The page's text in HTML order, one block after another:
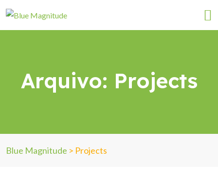
Arquivo: Projects
Blue Magnitude > Projects